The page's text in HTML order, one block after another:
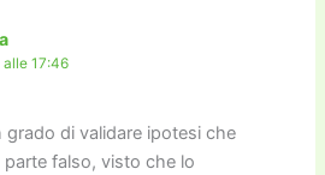
17:46
grado di validare ipotesi che
falso, visto che lo